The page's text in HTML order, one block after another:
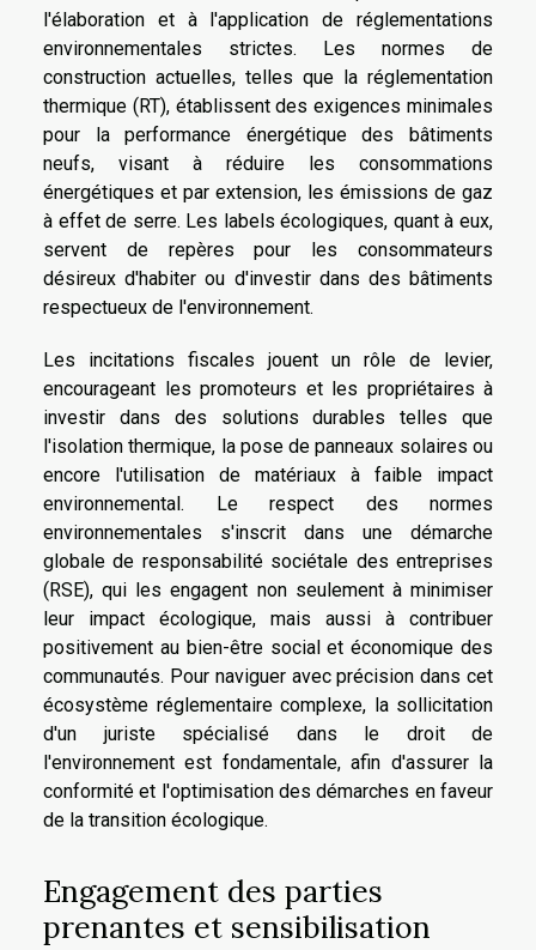
l'élaboration et à l'application de réglementations
environnementales strictes. Les normes de
construction actuelles, telles que la réglementation
thermique (RT), établissent des exigences minimales
pour la performance énergétique des bâtiments
neufs, visant à réduire les consommations
énergétiques et par extension, les émissions de gaz
à effet de serre. Les labels écologiques, quant à eux,
servent de repères pour les consommateurs
désireux d'habiter ou d'investir dans des bâtiments
respectueux de l'environnement.
Les incitations fiscales jouent un rôle de levier,
encourageant les promoteurs et les propriétaires à
investir dans des solutions durables telles que
l'isolation thermique, la pose de panneaux solaires ou
encore l'utilisation de matériaux à faible impact
environnemental. Le respect des normes
environnementales s'inscrit dans une démarche
globale de responsabilité sociétale des entreprises
(RSE), qui les engagent non seulement à minimiser
leur impact écologique, mais aussi à contribuer
positivement au bien-être social et économique des
communautés. Pour naviguer avec précision dans cet
écosystème réglementaire complexe, la sollicitation
d'un juriste spécialisé dans le droit de
l'environnement est fondamentale, afin d'assurer la
conformité et l'optimisation des démarches en faveur
de la transition écologique.
Engagement des parties
prenantes et sensibilisation